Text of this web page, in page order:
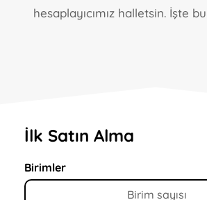
hesaplayıcımız halletsin. İşte
İlk Satın Alma
Birimler